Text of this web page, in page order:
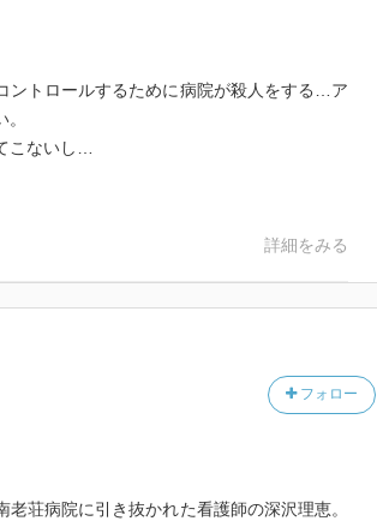
ントロールするために病院が殺人をする…ア
こないし…
詳細をみる
フォロー
荘病院に引き抜かれた看護師の深沢理恵。